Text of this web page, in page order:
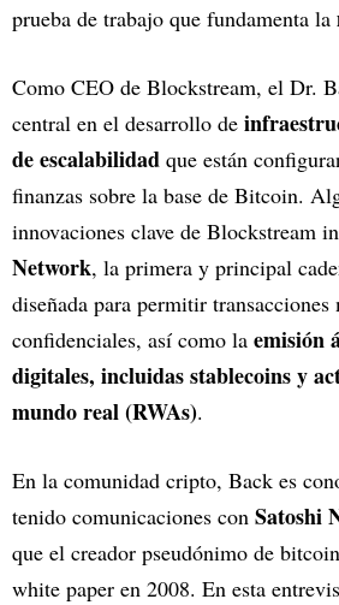
prueba de trabajo que fundamenta la
Como CEO de Blockstream, el Dr.
central en el desarrollo de
de escalabilidad que están
finanzas sobre la base de Bitcoin.
innovaciones clave de Blockstream
Network, la primera y principal
diseñada para permitir transacciones
confidenciales, así como la emisión
digitales, incluidas stablecoins y
mundo real (RWAs).
En la comunidad cripto, Back es
tenido comunicaciones con Satoshi
que el creador pseudónimo de
white paper en 2008. En esta